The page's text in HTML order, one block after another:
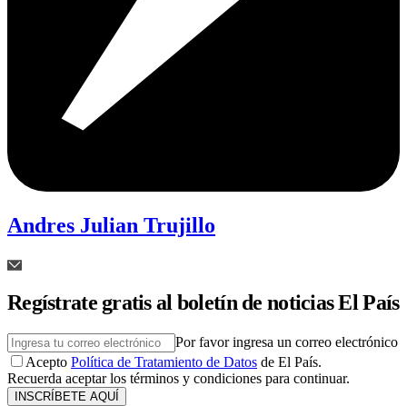
Andres Julian Trujillo
Regístrate gratis al boletín de noticias El País
Por favor ingresa un correo electrónico
Acepto Política de Tratamiento de Datos de El País.
Recuerda aceptar los términos y condiciones para continuar.
INSCRÍBETE AQUÍ